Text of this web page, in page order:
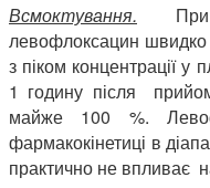
Всмоктування. При
левофлоксацин швидко
з піком концентрації у
1 годину після
майже 100 %.
фармакокінетиці в
практично не впливає